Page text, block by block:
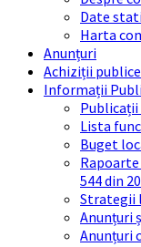
Date
Harta
Anunțuri
Achiziții publice
Informații
Publicații
Lista
Buget
Rapoarte
544 din
Strategii
Anunțuri
Anunțuri